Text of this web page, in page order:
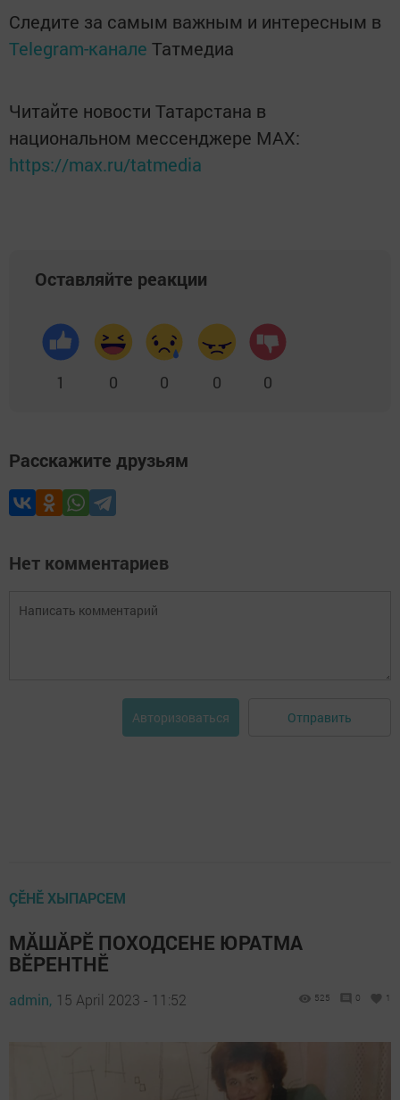
Следите за самым важным и интересным в
Telegram-канале Татмедиа
Читайте новости Татарстана в
национальном мессенджере MАХ:
https://max.ru/tatmedia
Оставляйте реакции
1 0 0 0 0
Расскажите друзьям
Нет комментариев
Авторизоваться Отправить
ÇӖНӖ ХЫПАРСЕМ
МĂШĂРӖ ПОХОДСЕНЕ ЮРАТМА
ВӖРЕНТНӖ
admin, 15 April 2023 - 11:52 525 0 1